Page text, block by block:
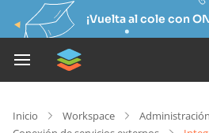
¡Vuelta al cole con
Inicio Workspace
Administración